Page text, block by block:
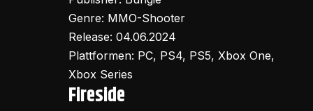
Genre: MMO-Shooter
Release: 04.06.2024
Plattformen: PC, PS4, PS5, Xbox One,
Xbox Series
Fireside